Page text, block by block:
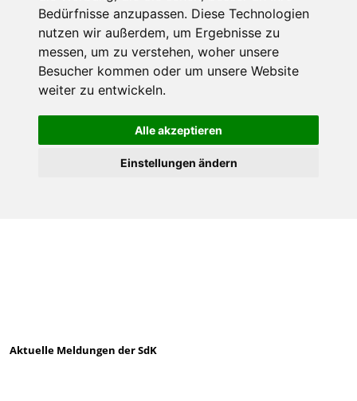
Bedürfnisse anzupassen. Diese Technologien
nutzen wir außerdem, um Ergebnisse zu
messen, um zu verstehen, woher unsere
Besucher kommen oder um unsere Website
weiter zu entwickeln.
Alle akzeptieren
Einstellungen ändern
Aktuelle Meldungen der SdK